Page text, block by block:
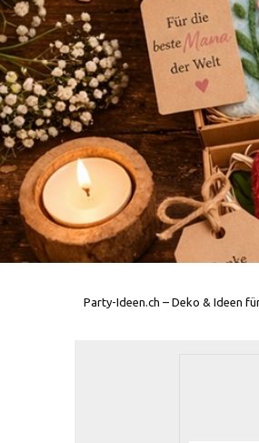
Party-Ideen.ch – Deko & Ideen